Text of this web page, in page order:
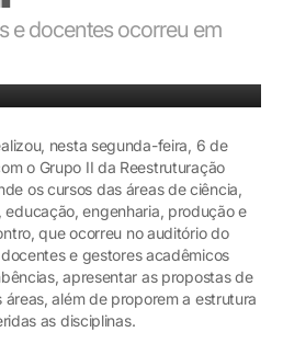
e docentes ocorreu em
nesta segunda-feira, 6 de
o Grupo II da Reestruturação
os cursos das áreas de ciência,
engenharia, produção e
que ocorreu no auditório do
e gestores acadêmicos
apresentar as propostas de
além de proporem a estrutura
as disciplinas.